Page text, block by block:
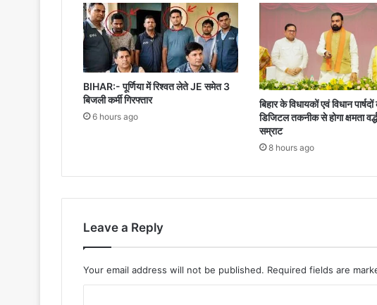
BIHAR:- पूर्णिया में रिश्वत लेते JE समेत 3
बिजली कर्मी गिरफ्तार
6 hours ago
बिहार के विधायकों एवं विधान
डिजिटल तकनीक से होगा क्षमता
सम्राट
8 hours ago
Leave a Reply
Your email address will not be published. Required fields are